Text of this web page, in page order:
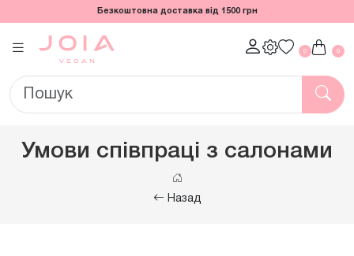
Безкоштовна доставка від 1500 грн
0 0
Умови співпраці з салонами
Назад